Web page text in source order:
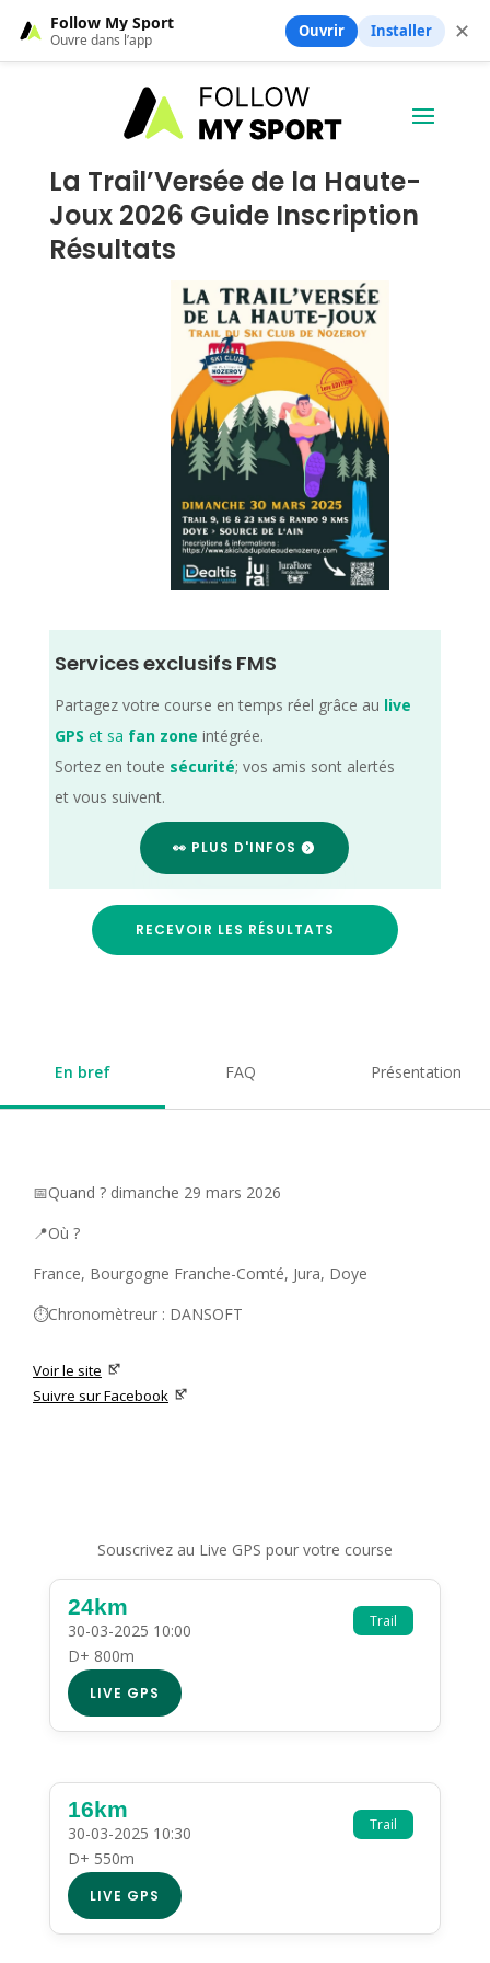
La Trail’Versée de la Haute-
Joux 2026 Guide Inscription
Résultats
Services exclusifs FMS
Partagez votre course en temps réel grâce au live
GPS et sa fan zone intégrée.
Sortez en toute sécurité; vos amis sont alertés
et vous suivent.
👀 PLUS D'INFOS
RECEVOIR LES RÉSULTATS
En bref FAQ Présentation
📅Quand ? dimanche 29 mars 2026
📍Où ?
France, Bourgogne Franche-Comté, Jura, Doye
⏱️Chronomètreur : DANSOFT
Voir le site
Suivre sur Facebook
Souscrivez au Live GPS pour votre course
Trail
24km
30-03-2025 10:00
D+ 800m
LIVE GPS
Trail
16km
30-03-2025 10:30
D+ 550m
LIVE GPS
Follow My Sport
Ouvre dans l’app Ouvrir Installer ✕